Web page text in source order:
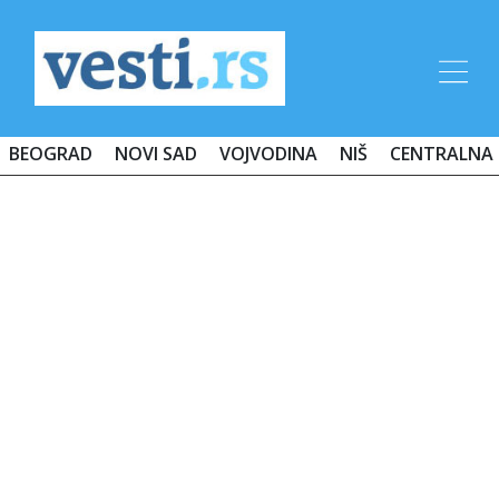
BEOGRAD NOVI SAD VOJVODINA NIŠ CENTRALNA